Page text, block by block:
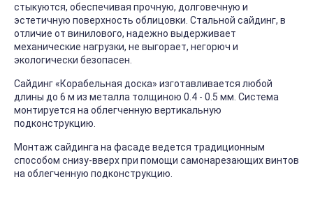
стыкуются, обеспечивая прочную, долговечную и
эстетичную поверхность облицовки. Стальной сайдинг, в
отличие от винилового, надежно выдерживает
механические нагрузки, не выгорает, негорюч и
экологически безопасен.
Сайдинг «Корабельная доска» изготавливается любой
длины до 6 м из металла толщиною 0.4 - 0.5 мм. Система
монтируется на облегченную вертикальную
подконструкцию.
Монтаж сайдинга на фасаде ведется традиционным
способом снизу-вверх при помощи самонарезающих винтов
на облегченную подконструкцию.